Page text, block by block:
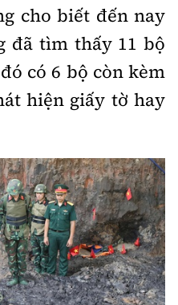
cho biết đến nay
đã tìm thấy 11 bộ
có 6 bộ còn kèm
hiện giấy tờ hay